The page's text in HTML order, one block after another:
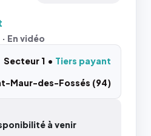
En vidéo
Secteur 1
Tiers payant
Maur-des-Fossés (94)
à venir